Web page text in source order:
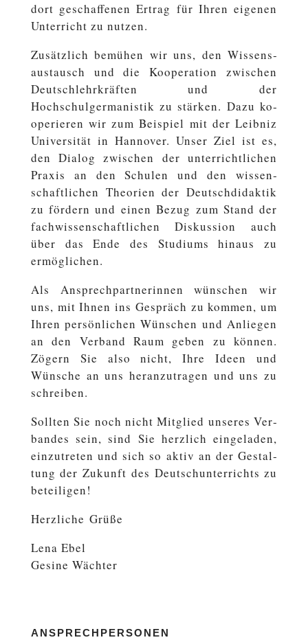
dort ge­schaf­fe­nen Ertrag für Ihren eigenen
Un­ter­richt zu nutzen.
Zu­sätz­lich bemühen wir uns, den Wis­sens­
aus­tausch und die Ko­ope­ra­ti­on zwi­schen
Deutsch­lehr­kräf­ten und der
Hochschulgermanistik zu stärken. Dazu ko­
ope­rie­ren wir zum Bei­spiel mit der Leibniz
Uni­ver­si­tät in Han­no­ver. Unser Ziel ist es,
den Dialog zwi­schen der un­ter­richt­li­chen
Praxis an den Schulen und den wis­sen­
schaft­li­chen Theo­rien der Deutsch­di­dak­tik
zu fördern und einen Bezug zum Stand der
fach­wis­sen­schaft­li­chen Dis­kus­si­on auch
über das Ende des Stu­di­ums hinaus zu
ermöglichen.
Als An­sprech­part­ne­rin­nen wün­schen wir
uns, mit Ihnen ins Ge­spräch zu kommen, um
Ihren per­sön­li­chen Wün­schen und An­lie­gen
an den Verband Raum geben zu können.
Zögern Sie also nicht, Ihre Ideen und
Wünsche an uns her­an­zu­tra­gen und uns zu
schreiben.
Sollten Sie noch nicht Mit­glied unseres Ver­
ban­des sein, sind Sie herz­lich ein­ge­la­den,
ein­zu­tre­ten und sich so aktiv an der Ge­stal­
tung der Zukunft des Deutsch­un­ter­richts zu
beteiligen!
Herz­li­che Grüße
Lena Ebel
Gesine Wächter
ANSPRECHPERSONEN